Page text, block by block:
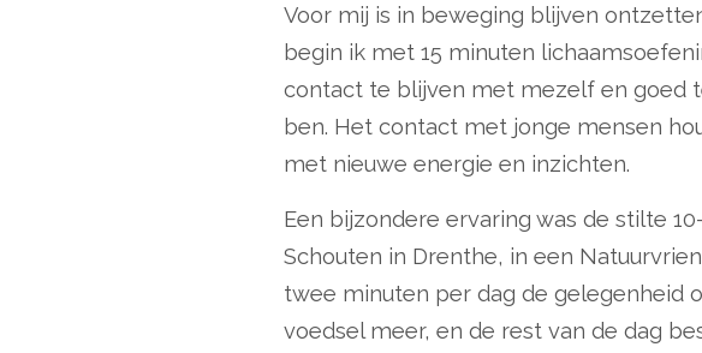
Voor mij is in beweging blijven
begin ik met 15 minuten
contact te blijven met mezelf en goed
ben. Het contact met jonge mensen
met nieuwe energie en inzichten.
Een bijzondere ervaring was de stilte
Schouten in Drenthe, in een
twee minuten per dag de gelegenheid
voedsel meer, en de rest van de dag